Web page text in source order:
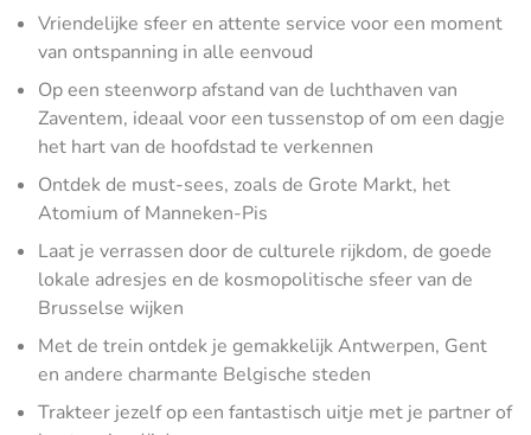
Vriendelijke sfeer en attente service voor een moment
van ontspanning in alle eenvoud
Op een steenworp afstand van de luchthaven van
Zaventem, ideaal voor een tussenstop of om een dagje
het hart van de hoofdstad te verkennen
Ontdek de must-sees, zoals de Grote Markt, het
Atomium of Manneken-Pis
Laat je verrassen door de culturele rijkdom, de goede
lokale adresjes en de kosmopolitische sfeer van de
Brusselse wijken
Met de trein ontdek je gemakkelijk Antwerpen, Gent
en andere charmante Belgische steden
Trakteer jezelf op een fantastisch uitje met je partner of